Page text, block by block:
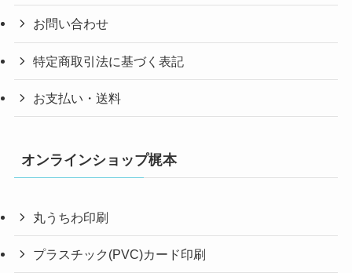
お問い合わせ
特定商取引法に基づく表記
お支払い・送料
オンラインショップ梶本
丸うちわ印刷
プラスチック(PVC)カード印刷